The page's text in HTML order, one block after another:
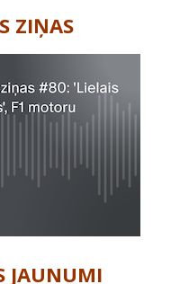
ZIŅAS
JAUNUMI